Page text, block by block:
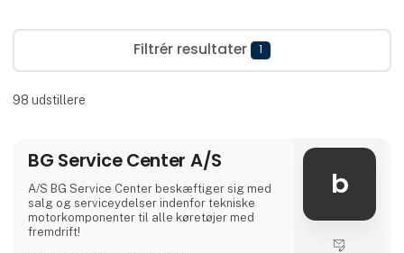
Filtrér resultater 1
98 udstillere
BG Service Center A/S
A/S BG Service Center beskæftiger sig med
salg og serviceydelser indenfor tekniske
motorkomponenter til alle køretøjer med
fremdrift!
b